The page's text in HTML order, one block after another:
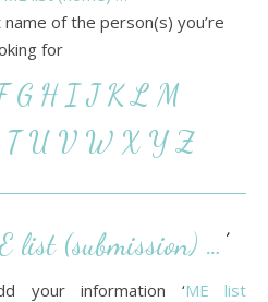
of the person(s) you’re
for
G H I J K L M
T U V W X Y Z
list (submission) …
your information ‘ME list